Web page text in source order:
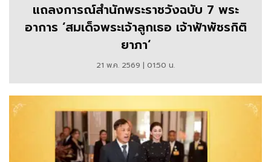
แถลงการณ์สำนักพระราชวังฉบับ 7 พระ
อาการ ‘สมเด็จพระเจ้าลูกเธอ เจ้าฟ้าพัชรกิติ
ยาภา‘
21 พ.ค. 2569 | 01:50 น.